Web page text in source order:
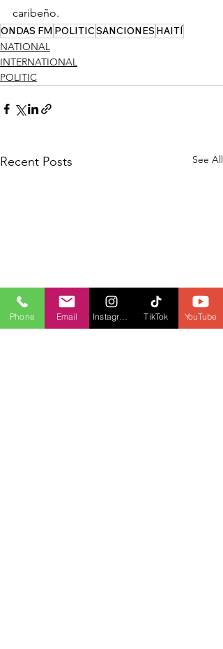
caribeño.
ONDAS FM POLITICSANCIONES HAITÍ
NATIONAL
INTERNATIONAL
POLITIC
Recent Posts See All
Phone Email TikTok YouTube